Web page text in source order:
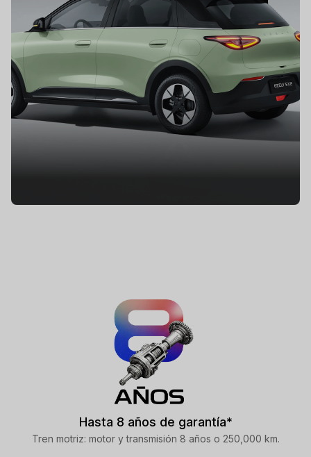
Hasta 8 años de garantía*
Tren motriz: motor y transmisión 8 años o 250,000 km.